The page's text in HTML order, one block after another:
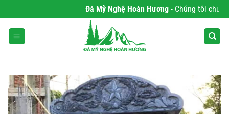
qua
nội
dung
Đá Mỹ Nghệ Hoàn Hương- Chúng tôi chuyên